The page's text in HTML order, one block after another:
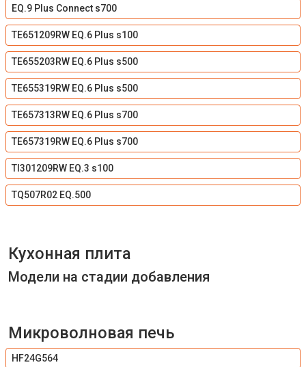
EQ.9 Plus Connect s700
TE651209RW EQ.6 Plus s100
TE655203RW EQ.6 Plus s500
TE655319RW EQ.6 Plus s500
TE657313RW EQ.6 Plus s700
TE657319RW EQ.6 Plus s700
TI301209RW EQ.3 s100
TQ507R02 EQ.500
Кухонная плита
Модели на стадии добавления
Микроволновая печь
HF24G564